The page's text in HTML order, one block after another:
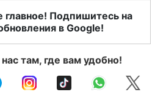
главное! Подпишитесь на
в Google!
там, где вам удобно!